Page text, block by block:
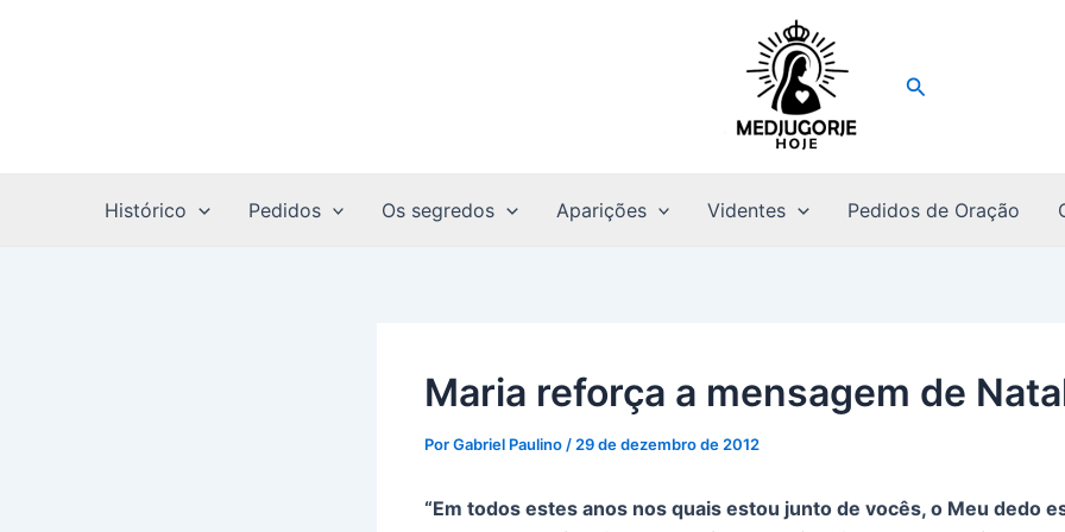
Pesquisar
Histórico Pedidos Os segredos Aparições Videntes Pedidos de Oração
Maria reforça a mensagem de
PorGabriel Paulino / 29 de dezembro de 2012
“Em todos estes anos nos quais estou junto de vocês, o Meu dedo